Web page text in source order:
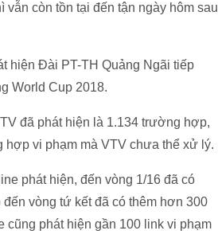
còn tồn tại đến tận ngày hôm sau
hiện Đài PT-TH Quảng Ngãi tiếp
World Cup 2018.
đã phát hiện là 1.134 trường hợp,
vi phạm mà VTV chưa thể xử lý.
phát hiện, đến vòng 1/16 đã có
vòng tứ kết đã có thêm hơn 300
cũng phát hiện gần 100 link vi phạm